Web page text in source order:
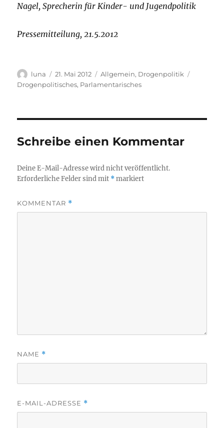
Nagel, Sprecherin für Kinder- und Jugendpolitik
Pressemitteilung, 21.5.2012
Autor
luna
Veröffentlicht
am
21. Mai 2012 Kategorien
Allgemein, Drogenpolitik
Drogenpolitisches, Parlamentarisches
Schreibe einen Kommentar
Deine E-Mail-Adresse wird nicht veröffentlicht.
Erforderliche Felder sind mit *markiert
KOMMENTAR *
NAME *
E-MAIL-ADRESSE *